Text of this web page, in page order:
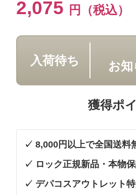
2,075 円（税込）
入荷待ち
お
獲得ポ
✓ 8,000円以上で全国送料
✓ ロック正規新品・本物
✓ デパコスアウトレット